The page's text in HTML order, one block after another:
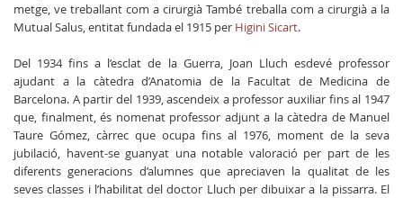
metge, ve treballant com a cirurgià També treballa com a cirurgià a la
Mutual Salus, entitat fundada el 1915 per Higini Sicart.
Del 1934 fins a l’esclat de la Guerra, Joan Lluch esdevé professor
ajudant a la càtedra d’Anatomia de la Facultat de Medicina de
Barcelona. A partir del 1939, ascendeix a professor auxiliar fins al 1947
que, finalment, és nomenat professor adjunt a la càtedra de Manuel
Taure Gómez, càrrec que ocupa fins al 1976, moment de la seva
jubilació, havent-se guanyat una notable valoració per part de les
diferents generacions d’alumnes que apreciaven la qualitat de les
seves classes i l’habilitat del doctor Lluch per dibuixar a la pissarra. El